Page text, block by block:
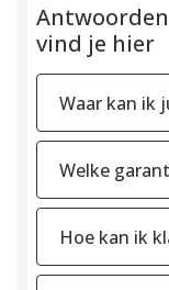
vind je hier
Waar kan ik
Welke
Hoe kan ik